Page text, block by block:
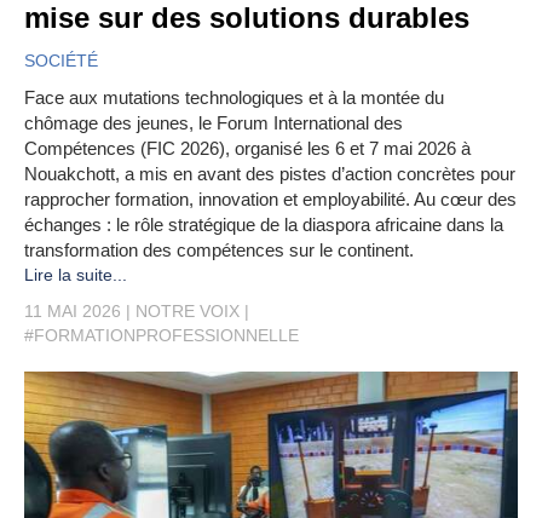
mise sur des solutions durables
SOCIÉTÉ
Face aux mutations technologiques et à la montée du
chômage des jeunes, le Forum International des
Compétences (FIC 2026), organisé les 6 et 7 mai 2026 à
Nouakchott, a mis en avant des pistes d’action concrètes pour
rapprocher formation, innovation et employabilité. Au cœur des
échanges : le rôle stratégique de la diaspora africaine dans la
transformation des compétences sur le continent.
Lire la suite...
11 MAI 2026
NOTRE VOIX
#FORMATIONPROFESSIONNELLE